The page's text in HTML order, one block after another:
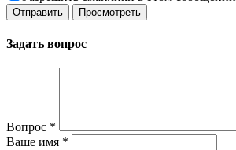
Задать вопрос
Вопрос *
Ваше имя *